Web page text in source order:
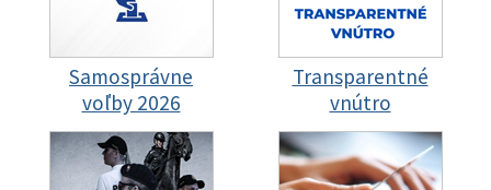
Samosprávne
voľby 2026
Transparentné
vnútro